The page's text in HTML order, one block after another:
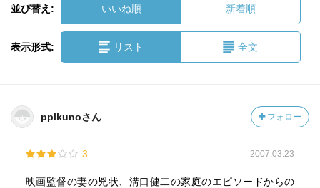
並び替え: いいね順 新着順
表示形式: リスト 全文
pplkunoさん フォロー
3 2007.03.23
映画監督の妻の兇状、溝口健二の家庭のエピソードからの